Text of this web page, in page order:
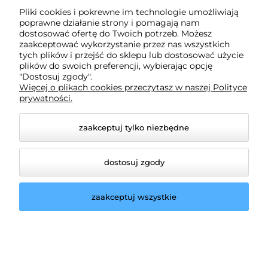
Obsługa klienta
Pomoc
Moje konto
© 2026 zabawkowy-swiat.pl. Wszelkie prawa
Pliki cookies i pokrewne im technologie umożliwiają
poprawne działanie strony i pomagają nam
dostosować ofertę do Twoich potrzeb. Możesz
zaakceptować wykorzystanie przez nas wszystkich
tych plików i przejść do sklepu lub dostosować użycie
plików do swoich preferencji, wybierając opcję
"Dostosuj zgody".
Więcej o plikach cookies przeczytasz w naszej Polityce
prywatności.
zaakceptuj tylko niezbędne
dostosuj zgody
zaakceptuj wszystkie